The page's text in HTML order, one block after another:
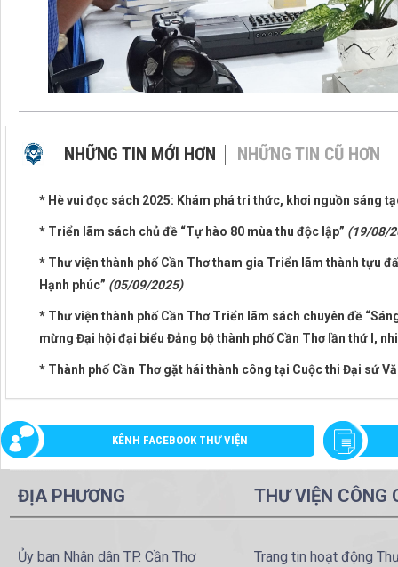
NHỮNG TIN MỚI HƠN NHỮNG TIN CŨ HƠN
* Hè vui đọc sách 2025: Khám phá tri thức, khơi nguồn sáng
* Triển lãm sách chủ đề “Tự hào 80 mùa thu độc lập” (19/08/
* Thư viện thành phố Cần Thơ tham gia Triển lãm thành tựu
Hạnh phúc” (05/09/2025)
* Thư viện thành phố Cần Thơ Triển lãm sách chuyên đề
mừng Đại hội đại biểu Đảng bộ thành phố Cần Thơ lần thứ I,
* Thành phố Cần Thơ gặt hái thành công tại Cuộc thi Đại sứ
KÊNH FACEBOOK THƯ VIỆN
ĐỊA PHƯƠNG
Ủy ban Nhân dân TP. Cần Thơ
THƯ VIỆN CÔNG
Trang tin hoạt động